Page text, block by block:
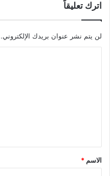
اترك تعليقاً
لن يتم نشر عنوان بريدك الإلكتروني.
ق
*
الاسم *